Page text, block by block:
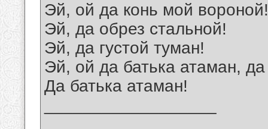
Эй, ой да конь мой вороной!
Эй, да обрез стальной!
Эй, да густой туман!
Эй, ой да батька атаман,
Да батька атаман!